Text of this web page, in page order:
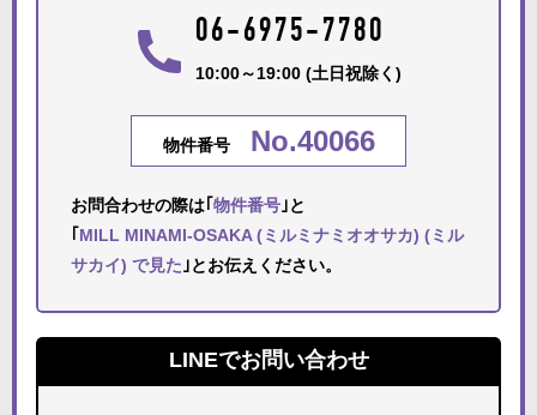
06-6975-7780
10:00～19:00 (土日祝除く)
物件番号 No.40066
お問合わせの際は｢ 物件番号 ｣と
MILL MINAMI-OSAKA (ミルミナミオオサカ) (ミル
サカイ) で見た ｣とお伝えください。
LINEでお問い合わせ